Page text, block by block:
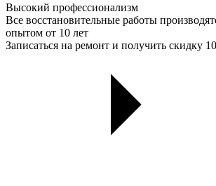
Высокий профессионализм
Все восстановительные работы
опытом от 10 лет
Записаться на ремонт и получить скидку